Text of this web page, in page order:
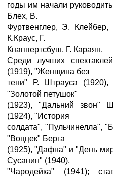
годы им начали
Блех, В.
Фуртвенглер, Э.
К.Краус, Г.
Кнаппертсбуш, Г. Караян.
Среди лучших
(1919), "Женщина без
тени" Р. Штрауса (1920),
"Золотой петушок"
(1923), "Дальний звон"
(1924), "История
солдата", "Пульчинелла",
"Воццек" Берга
(1925), "Дафна" и "День
Сусанин" (1940),
"Чародейка" (1941);